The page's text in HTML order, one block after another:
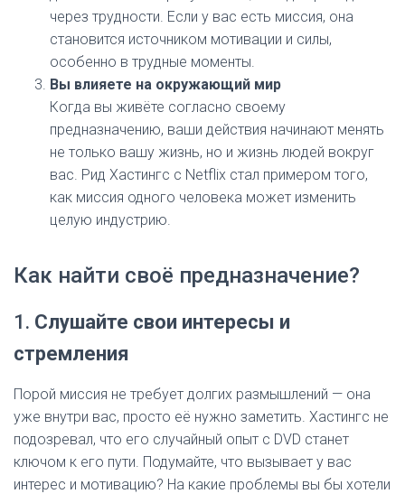
через трудности. Если у вас есть миссия, она
становится источником мотивации и силы,
особенно в трудные моменты.
Вы влияете на окружающий мир
Когда вы живёте согласно своему
предназначению, ваши действия начинают менять
не только вашу жизнь, но и жизнь людей вокруг
вас. Рид Хастингс с Netflix стал примером того,
как миссия одного человека может изменить
целую индустрию.
Как найти своё предназначение?
1. Слушайте свои интересы и
стремления
Порой миссия не требует долгих размышлений — она
уже внутри вас, просто её нужно заметить. Хастингс не
подозревал, что его случайный опыт с DVD станет
ключом к его пути. Подумайте, что вызывает у вас
интерес и мотивацию? На какие проблемы вы бы хотели